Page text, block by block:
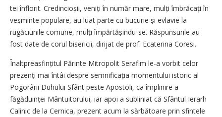
tei înflorit. Credincioșii, veniți în număr mare, mulți îmbrăcați în
veșminte populare, au luat parte cu bucurie și evlavie la
rugăciunile comune, mulți împărtășindu-se. Răspunsurile au
fost date de corul bisericii, dirijat de prof. Ecaterina Coresi.
Înaltpreasfințitul Părinte Mitropolit Serafim le-a vorbit celor
prezenți mai întâi despre semni­ficația momentului istoric al
Pogorârii Duhului Sfânt peste Apostoli, ca împlinire a
făgăduinței Mântuitorului, iar apoi a subliniat că Sfântul Ierarh
Calinic de la Cernica, prezent acum la sărbătoare prin sfintele